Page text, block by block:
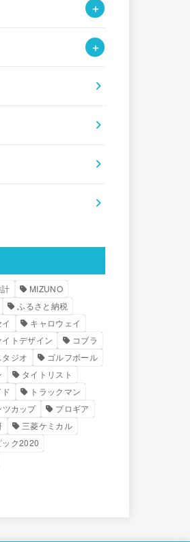
MIZUNO
ふるさと納税
キャロウェイ
トデザイン
コブラ
ジオ
ゴルフボール
タイトリスト
トラックマン
ツカップ
プロギア
三菱ケミカル
ック2020